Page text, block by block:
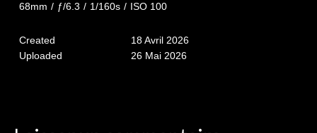
les 8 – 17 ans
68mm / ƒ/6.3 / 1/160s / ISO 100
Created
18 Avril 2026
Uploaded
26 Mai 2026